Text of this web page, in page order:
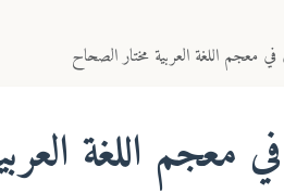
معجم اللغة العربية مختار الصحاح
في معجم اللغة